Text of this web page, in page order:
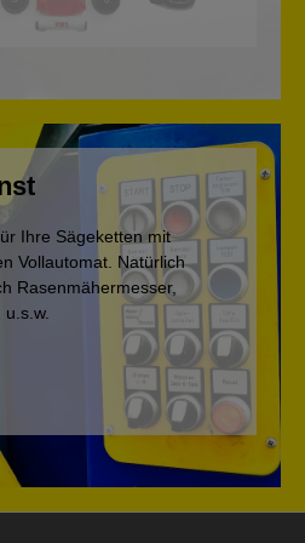
Ihre Sägeketten mit
Vollautomat. Natürlich
Rasenmähermesser,